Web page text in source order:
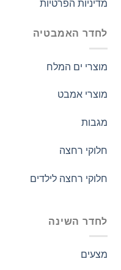
מדיניות הפרטיות
לחדר האמבטיה
מוצרי ים המלח
מוצרי אמבט
מגבות
חלוקי רחצה
חלוקי רחצה לילדים
לחדר השינה
מצעים